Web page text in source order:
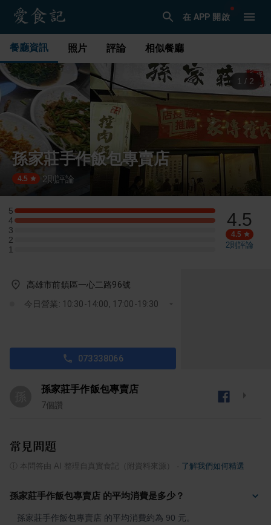
在 APP 開啟
餐廳資訊 照片 評論 相似餐廳
1 / 2
孫家莊手作飯包專賣店
4.5 ·2 則評論
5
5 星：1 則評論
4
4 星：1 則評論
3
3 星：0 則評論
2
2 星：0 則評論
1
1 星：0 則評論
4.5
4.5
2則評論
高雄市前鎮區一心二路96號
今日營業: 10:30-14:00, 17:00-19:30
073338066
孫家莊手作飯包專賣店
7個讚
常見問題
本問答由 AI 整理自真實食記（附資料來源） 了解我們如何精選
孫家莊手作飯包專賣店 的平均消費是多少？
孫家莊手作飯包專賣店 的平均消費約為 90 元。